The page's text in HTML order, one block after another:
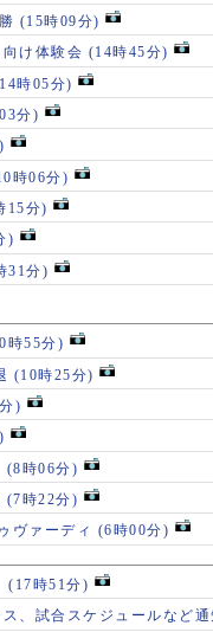
(15時09分)
け体験会 (14時45分)
時05分)
分)
時06分)
15分)
)
31分)
時55分)
(10時25分)
)
(8時06分)
(7時22分)
ヴァーディ (6時00分)
(17時51分)
、試合スケジュールなど通